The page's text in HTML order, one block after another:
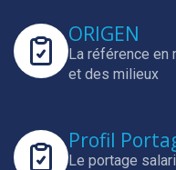
ORIGEN
La référence en
et des milieux
Profil
Le portage